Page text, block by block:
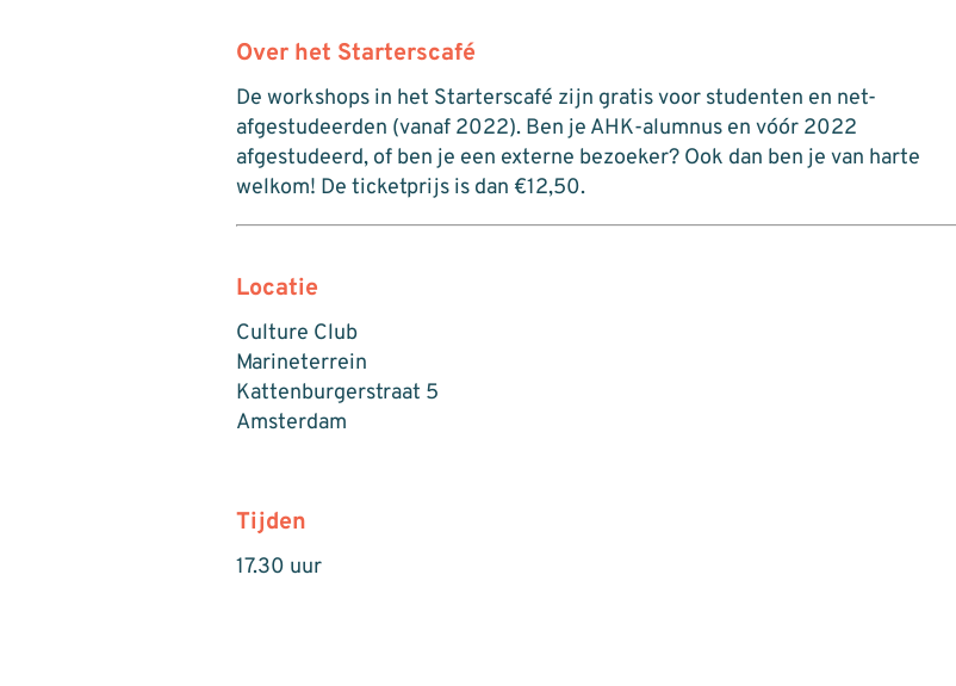
Over het Starterscafé
De workshops in het Starterscafé zijn gratis voor studenten en net-
afgestudeerden (vanaf 2022). Ben je AHK-alumnus en vóór 2022
afgestudeerd, of ben je een externe bezoeker? Ook dan ben je van harte
welkom! De ticketprijs is dan €12,50.
Locatie
Culture Club
Marineterrein
Kattenburgerstraat 5
Amsterdam
Tijden
17.30 uur